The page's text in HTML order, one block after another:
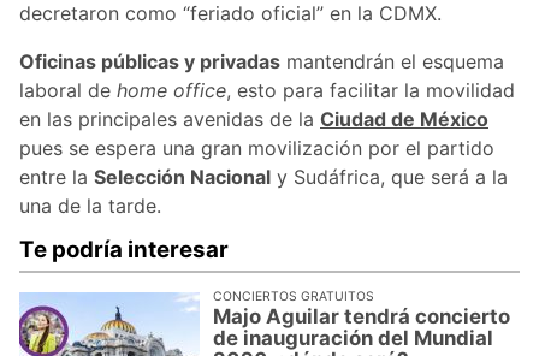
decretaron como “feriado oficial” en la CDMX.
Oficinas públicas y privadas mantendrán el esquema
laboral de home office, esto para facilitar la movilidad
en las principales avenidas de la Ciudad de México
pues se espera una gran movilización por el partido
entre la Selección Nacional y Sudáfrica, que será a la
una de la tarde.
Te podría interesar
CONCIERTOS GRATUITOS
Majo Aguilar tendrá concierto
de inauguración del Mundial